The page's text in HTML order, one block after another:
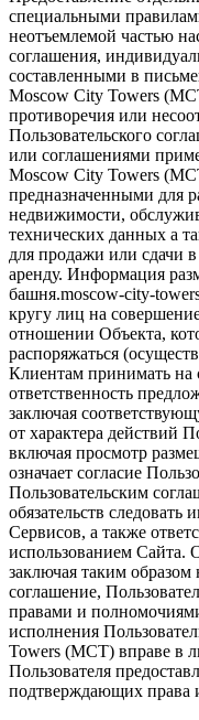
специальными
неотъемлемой частью
соглашения,
составленными в
Moscow City Towers
противоречия или
Пользовательского
или соглашениями
Moscow City Towers
предназначенными для
недвижимости,
технических данных а
для продажи или сдачи
аренду. Информация
башня.moscow-city-
кругу лиц на
отношении Объекта,
распоряжаться
Клиентам принимать на
ответственность
заключая
от характера действий
включая просмотр
означает согласие
Пользовательским
обязательств
Сервисов, а также
использованием Сайта.
заключая таким образом
соглашение,
правами и
исполнения
Towers (МСТ) вправе в
Пользователя
подтверждающих права